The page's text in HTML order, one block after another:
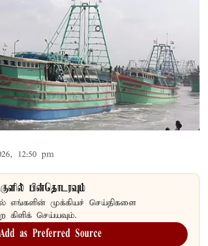
12:50 pm
பின்தொடரவும்
எங்களின் முக்கியச் செய்திகளை
கிளிக் செய்யவும்.
Add as Preferred Source